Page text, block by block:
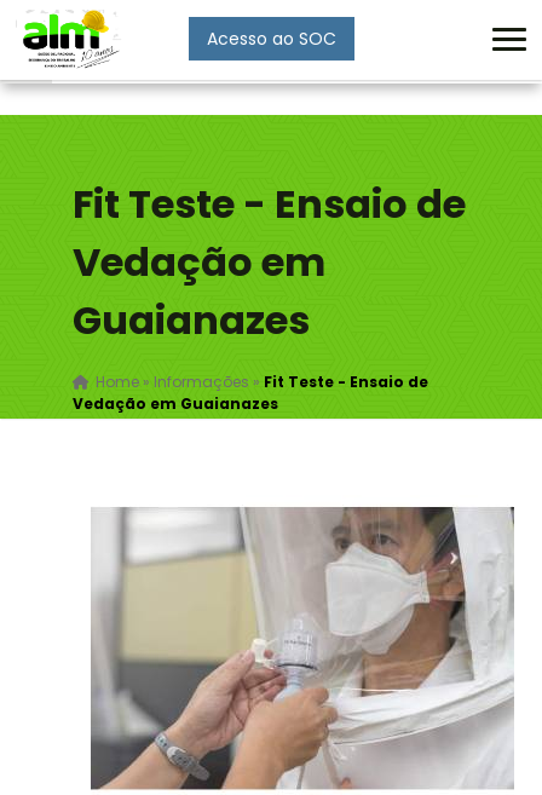
Acesso ao SOC
Fit Teste - Ensaio de
Vedação em
Guaianazes
Home» Informações » Fit Teste - Ensaio de
Vedação em Guaianazes
Enviar